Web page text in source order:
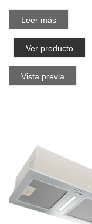
Leer más
Ver producto
Vista previa